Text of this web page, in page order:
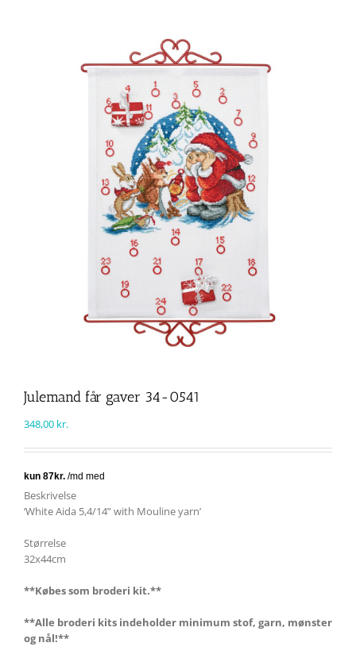
Julemand får gaver 34-0541
348,00 kr.
Beskrivelse
‘White Aida 5,4/14” with Mouline yarn’
Størrelse
32x44cm
**Købes som broderi kit.**
**Alle broderi kits indeholder minimum stof, garn, mønster
og nål!**